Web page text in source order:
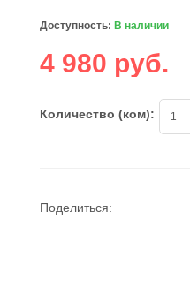
Доступность: В наличии
4 980 руб.
Количество (ком):
Поделиться: